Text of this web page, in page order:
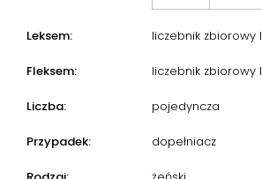
Leksem: liczebnik zbiorowy I
Fleksem: liczebnik zbiorowy I
Liczba: pojedyncza
Przypadek: dopełniacz